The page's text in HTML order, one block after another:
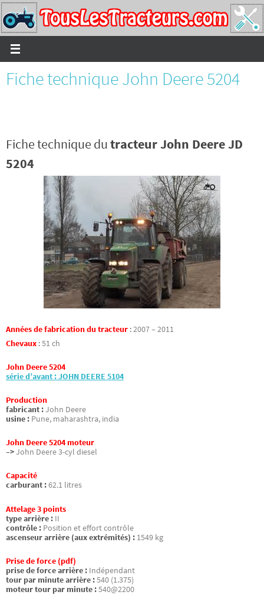
Passer
vers
le
contenu
Fiche technique John Deere 5204
Fiche technique dutracteur John Deere JD
5204
Années de fabrication du tracteur :2007 – 2011
Chevaux :51 ch
John Deere 5204
série d’avant : JOHN DEERE 5104
Production
fabricant :John Deere
usine : Pune, maharashtra, india
John Deere 5204 moteur
–>John Deere 3-cyl diesel
Capacité
carburant :62.1 litres
Attelage 3 points
type arrière : II
contrôle : Position et effort contrôle
ascenseur arrière (aux extrémités) : 1549 kg
Prise de force (pdf)
prise de force arrière : Indépendant
tour par minute arrière :540 (1.375)
moteur tour par minute :540@2200